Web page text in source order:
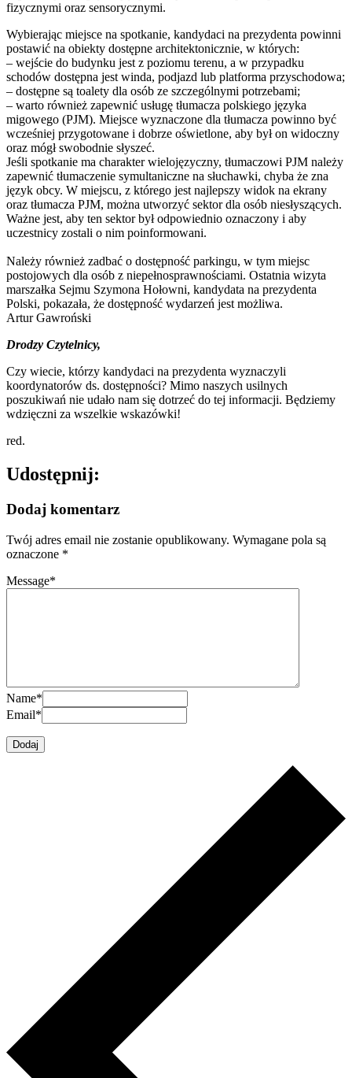
fizycznymi oraz sensorycznymi.
Wybierając miejsce na spotkanie, kandydaci na prezydenta powinni
postawić na obiekty dostępne architektonicznie, w których:
– wejście do budynku jest z poziomu terenu, a w przypadku
schodów dostępna jest winda, podjazd lub platforma przyschodowa;
– dostępne są toalety dla osób ze szczególnymi potrzebami;
– warto również zapewnić usługę tłumacza polskiego języka
migowego (PJM). Miejsce wyznaczone dla tłumacza powinno być
wcześniej przygotowane i dobrze oświetlone, aby był on widoczny
oraz mógł swobodnie słyszeć.
Jeśli spotkanie ma charakter wielojęzyczny, tłumaczowi PJM należy
zapewnić tłumaczenie symultaniczne na słuchawki, chyba że zna
język obcy. W miejscu, z którego jest najlepszy widok na ekrany
oraz tłumacza PJM, można utworzyć sektor dla osób niesłyszących.
Ważne jest, aby ten sektor był odpowiednio oznaczony i aby
uczestnicy zostali o nim poinformowani.
Należy również zadbać o dostępność parkingu, w tym miejsc
postojowych dla osób z niepełnosprawnościami. Ostatnia wizyta
marszałka Sejmu Szymona Hołowni, kandydata na prezydenta
Polski, pokazała, że dostępność wydarzeń jest możliwa.
Artur Gawroński
Drodzy Czytelnicy,
Czy wiecie, którzy kandydaci na prezydenta wyznaczyli
koordynatorów ds. dostępności? Mimo naszych usilnych
poszukiwań nie udało nam się dotrzeć do tej informacji. Będziemy
wdzięczni za wszelkie wskazówki!
red.
Udostępnij:
Dodaj komentarz
Twój adres email nie zostanie opublikowany. Wymagane pola są
oznaczone *
Message*
Name*
Email*